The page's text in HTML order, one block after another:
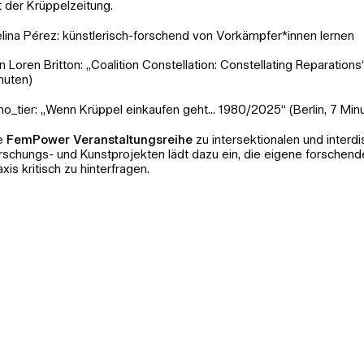
der Krüppelzeitung.
Pérez: künstlerisch-forschend von Vorkämpfer*innen lernen
Loren Britton: „Coalition Constellation: Constellating
„Wenn Krüppel einkaufen geht... 1980/2025“ (Berlin, 7
FemPower Veranstaltungsreihe zu intersektionalen und
und Kunstprojekten lädt dazu ein, die eigene
kritisch zu hinterfragen.